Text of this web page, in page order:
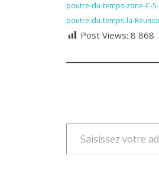
poutre-du-temps-zone-C-
poutre-du-temps-la-
Post Views: 8 868
Saisissez votre